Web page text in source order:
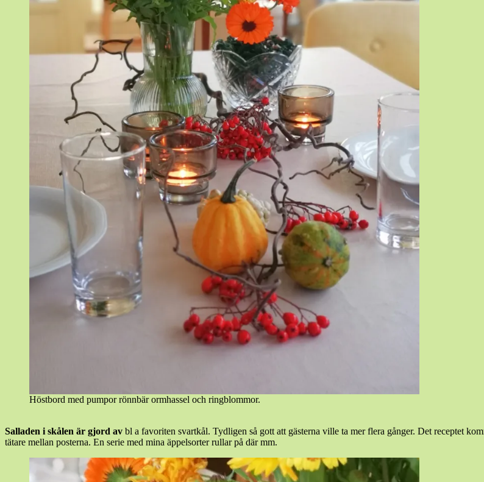
Höstbord med pumpor rönnbär ormhassel och ringblommor.
Salladen i skålen är gjord av bl a favoriten svartkål. Tydligen så gott att gästerna ville ta mer flera gånger. Det receptet
tätare mellan posterna. En serie med mina äppelsorter rullar på där mm.